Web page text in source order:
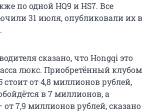
по одной HQ9 и HS7. Все
31 июля, опубликовали их в
сказано, что Hongqi это
люкс. Приобретённый клубом
стоит от 4,8 миллионов рублей,
в 7 миллионов, а
7,9 миллионов рублей, сказано